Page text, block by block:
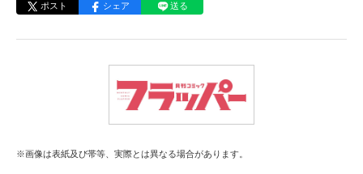
ポスト シェア 送る
※画像は表紙及び帯等、実際とは異なる場合があります。